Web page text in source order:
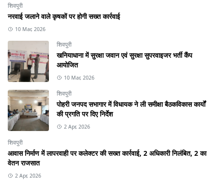
शिवपुरी
नरवाई जलाने वाले कृषकों पर होगी सख्त कार्रवाई
10 Mar, 2026
शिवपुरी
खनियाधाना में सुरक्षा जवान एवं सुरक्षा सुपरवाइजर भर्ती कैंप
आयोजित
10 Mar, 2026
शिवपुरी
पोहरी जनपद सभागार में विधायक ने ली समीक्षा बैठकविकास कार्यों
की प्रगति पर दिए निर्देश
2 Apr, 2026
शिवपुरी
आवास निर्माण में लापरवाही पर कलेक्टर की सख्त कार्रवाई, 2 अधिकारी निलंबित, 2 का
वेतन राजसात
2 Apr, 2026